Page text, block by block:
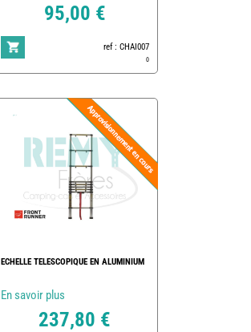
95,00 €
ref : CHAI007
0
ECHELLE TELESCOPIQUE EN ALUMINIUM
En savoir plus
237,80 €